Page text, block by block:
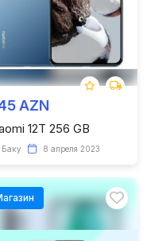
AZN
12T 256 GB
Баку 8 апреля 2023